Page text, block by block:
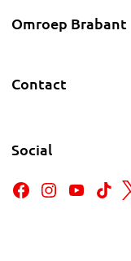
Omroep Brabant
Contact
Social